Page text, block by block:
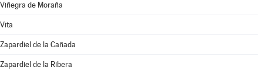
Viñegra de Moraña
Vita
Zapardiel de la Cañada
Zapardiel de la Ribera